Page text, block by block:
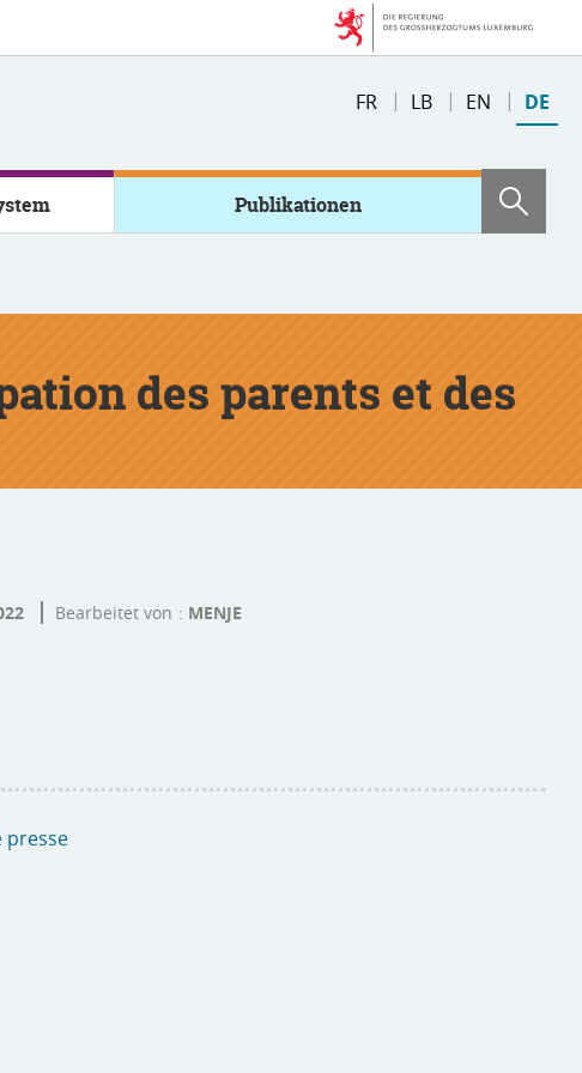
Sprache
wechseln
FR LB EN DE
Publikationen
des parents et des
Bearbeitet von MENJE
presse